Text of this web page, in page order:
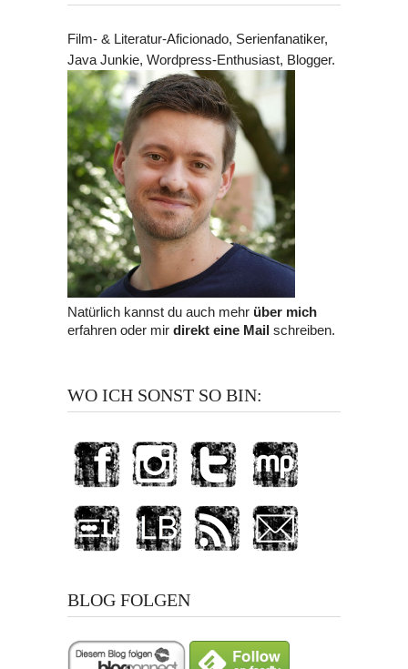
Film- & Literatur-Aficionado, Serienfanatiker,
Java Junkie, Wordpress-Enthusiast, Blogger.
Natürlich kannst du auch mehr über mich
erfahren oder mir direkt eine Mailschreiben.
WO ICH SONST SO BIN:
BLOG FOLGEN